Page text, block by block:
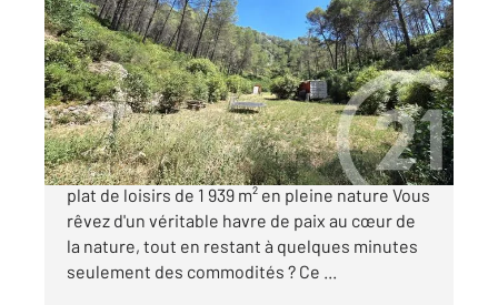
1939 m
Ref : 3823
Terrain à vendre
85 000 €
ALLAUCH Vallon de la Vache Magnifique terrain
plat de loisirs de 1 939 m² en pleine nature Vous
rêvez d'un véritable havre de paix au cœur de
la nature, tout en restant à quelques minutes
seulement des commodités ? Ce ...